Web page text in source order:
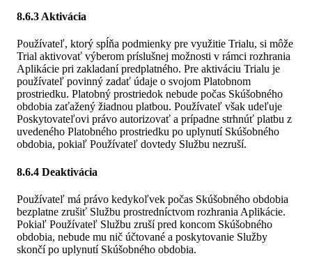
8.6.3 Aktivácia
Používateľ, ktorý spĺňa podmienky pre využitie Trialu, si môže
Trial aktivovať výberom príslušnej možnosti v rámci rozhrania
Aplikácie pri zakladaní predplatného. Pre aktiváciu Trialu je
používateľ povinný zadať údaje o svojom Platobnom
prostriedku. Platobný prostriedok nebude počas Skúšobného
obdobia zaťažený žiadnou platbou. Používateľ však udeľuje
Poskytovateľovi právo autorizovať a prípadne strhnúť platbu z
uvedeného Platobného prostriedku po uplynutí Skúšobného
obdobia, pokiaľ Používateľ dovtedy Službu nezruší.
8.6.4 Deaktivácia
Používateľ má právo kedykoľvek počas Skúšobného obdobia
bezplatne zrušiť Službu prostredníctvom rozhrania Aplikácie.
Pokiaľ Používateľ Službu zruší pred koncom Skúšobného
obdobia, nebude mu nič účtované a poskytovanie Služby
skončí po uplynutí Skúšobného obdobia.